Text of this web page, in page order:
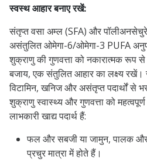
स्वस्थ आहार बनाए रखें:
संतृप्त वसा अम्ल (SFA) और
असंतुलित ओमेगा-6/ओमेगा-3 PUFA
शुक्राणु की गुणवत्ता को नकारात्मक
बजाय, एक संतुलित आहार का लक्ष्य
विटामिन, खनिज और असंतृप्त पदार्थों से
शुक्राणु स्वास्थ्य और गुणवत्ता को
लाभकारी खाद्य पदार्थ हैं:
फल और सबजी या जामुन, पालक और
प्रचुर मात्रा में होते हैं।